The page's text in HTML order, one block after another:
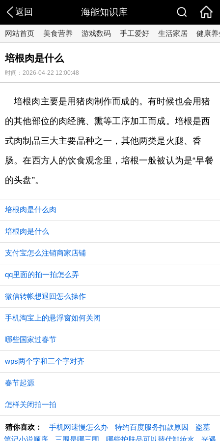
返回 海能知识库
网站首页 美食营养 游戏数码 手工爱好 生活家居 健康养
培根肉是什么
时间：2026-04-22 12:00:48
培根肉主要是用猪肉制作而成的。有时候也会用猪
的其他部位的肉经腌、熏等工序加工而成。培根是西
式肉制品三大主要品种之一，其他两类是火腿、香
肠。在西方人的饮食观念里，培根一般被认为是“早餐
的头盘”。
培根肉是什么肉
培根肉是什么
支付宝怎么注销商家店铺
qq里面的拍一拍怎么弄
微信转帐想退回怎么操作
手机淘宝上的悬浮窗如何关闭
哪些国家过春节
wps两个字和三个字对齐
春节起源
怎样关闭拍一拍
猜你喜欢： 手机网速慢怎么办 特约百度服务扣款原因
盗墓
笔记小说顺序
三围是哪三围 哪些护肤品可以替代卸妆水 光遇